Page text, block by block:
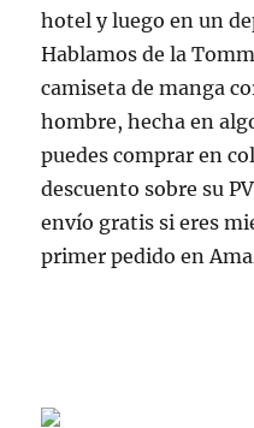
hotel y luego en un
Hablamos de la
camiseta de manga
hombre, hecha en
puedes comprar en
descuento sobre su
envío gratis si eres
primer pedido en